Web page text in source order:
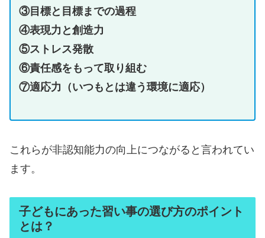
③目標と目標までの過程
④表現力と創造力
⑤ストレス発散
⑥責任感をもって取り組む
⑦適応力（いつもとは違う環境に適応）
これらが非認知能力の向上につながると言われてい
ます。
子どもにあった習い事の選び方のポイント
とは？